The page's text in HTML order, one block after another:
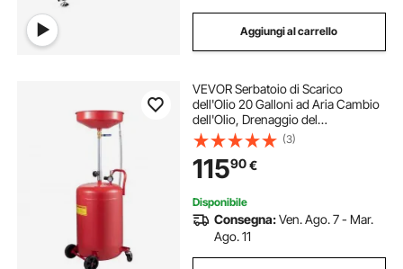
Aggiungi al carrello
VEVOR Serbatoio di Scarico
dell'Olio 20 Galloni ad Aria Cambio
dell'Olio, Drenaggio del
Trasferimento del Carburante
Fluido Imbuto Regolabile in Altezza,
con Valvola di Regolazione della
Pressione
(3)
11590€
Disponibile
Consegna:Ven. Ago. 7 - Mar.
Ago. 11